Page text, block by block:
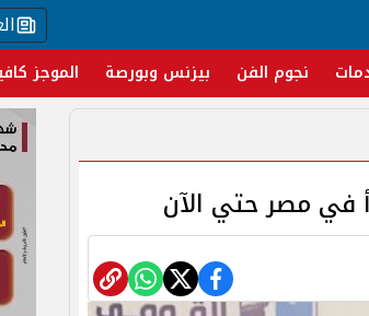
نجوم الفن بيزنس وبورصة الموجز
في مصر حتي الآن